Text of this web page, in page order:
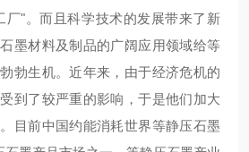
厂"。而且科学技术的发展带来了新
墨材料及制品的广阔应用领域给等
勃生机。近年来，由于经济危机的
到了较严重的影响，于是他们加大
目前中国约能消耗世界等静压石墨